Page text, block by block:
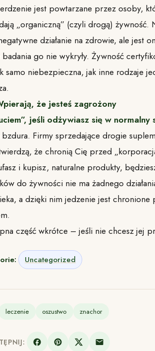
jest powtarzane przez osoby,
„organiczną” (czyli drogą) żywność.
działanie na zdrowie, ale jest
go nie wykryły. Żywność
samo niebezpieczna, jak inne rodzaje
że jesteś zagrożony
jeśli odżywiasz się w normalny
Firmy sprzedające drogie
że chronią Cię przed
i kupisz, naturalne produkty,
do żywności nie ma żadnego
a dzięki nim jedzenie jest
część wkrótce – jeśli nie chcesz jej
Uncategorized
leczenie oszustwo znachor